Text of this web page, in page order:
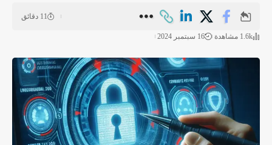
1.6k مشاهدة 16 سبتمبر 2024
11 دقائق